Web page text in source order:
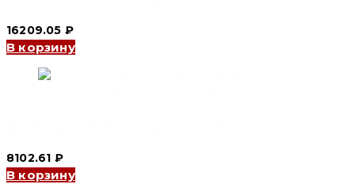
16209.05 ₽
В корзину
8102.61 ₽
В корзину